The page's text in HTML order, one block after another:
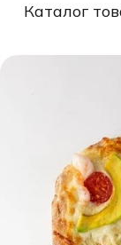
Каталог